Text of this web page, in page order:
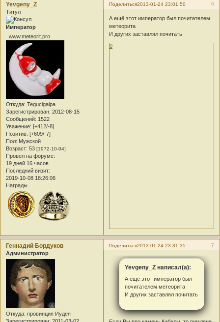
Поделиться 6
2013-01-24 23:01:50
Yevgeny_Z
Титул
Император
www.meteorit.pro
Откуда: Tegucigalpa
Зарегистрирован: 2012-08-15
Сообщений: 1522
Уважение: [+412/-8]
Позитив: [+609/-7]
Пол: Мужской
Возраст: 53 [1972-10-04]
Провел на форуме:
19 дней 16 часов
Последний визит:
2019-10-08 18:26:06
Награды
А ещё этот император был почитателем
метеорита
И других заставлял почитать
0
Поделиться 7
2013-01-24 23:31:35
Геннадий Бордуков
Администратор
Откуда: провинция Иудея
Yevgeny_Z написал(а):
А ещё этот император был
почитателем метеорита
И других заставлял почитать